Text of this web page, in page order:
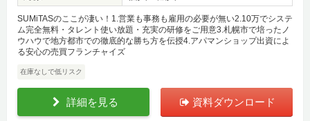
SUMiTASのここが凄い！1.営業も事務も雇用の必要が無い2.10万でシステ
ム完全無料・タレント使い放題・充実の研修をご用意3.札幌市で培ったノ
ウハウで地方都市での徹底的な勝ち方を伝授4.アパマンショップ出資によ
る安心の売買フランチャイズ
在庫なしで低リスク
詳細を見る 資料ダウンロード